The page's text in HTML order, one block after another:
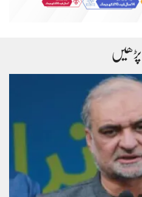
پڑھیں